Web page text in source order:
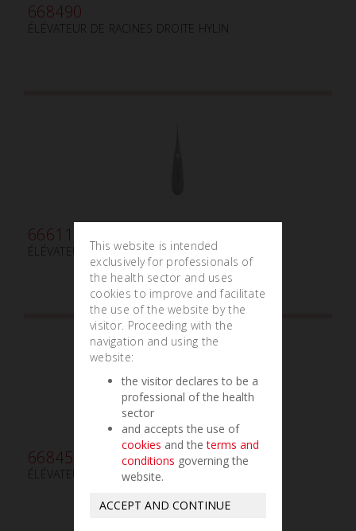
668490
ÉLÉVATEUR DE RACINES DROITE HYLIN
666110
ÉLÉVATEUR DE RACINES 1S mm2
668450
ÉLÉVATEUR DE RACINES HYLIN mm3.0
This website is intended
exclusively for professionals of
the health sector and uses
cookies to improve and facilitate
the use of the website by the
visitor. Proceeding with the
navigation and using the
website:
the visitor declares to be a
professional of the health
sector
and accepts the use of
cookies and theterms and
conditions governing the
website.
ACCEPT AND CONTINUE